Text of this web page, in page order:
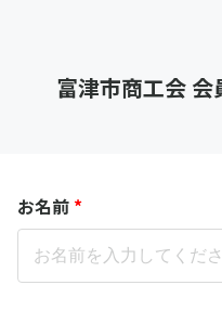
富津市商工会
お名前 *